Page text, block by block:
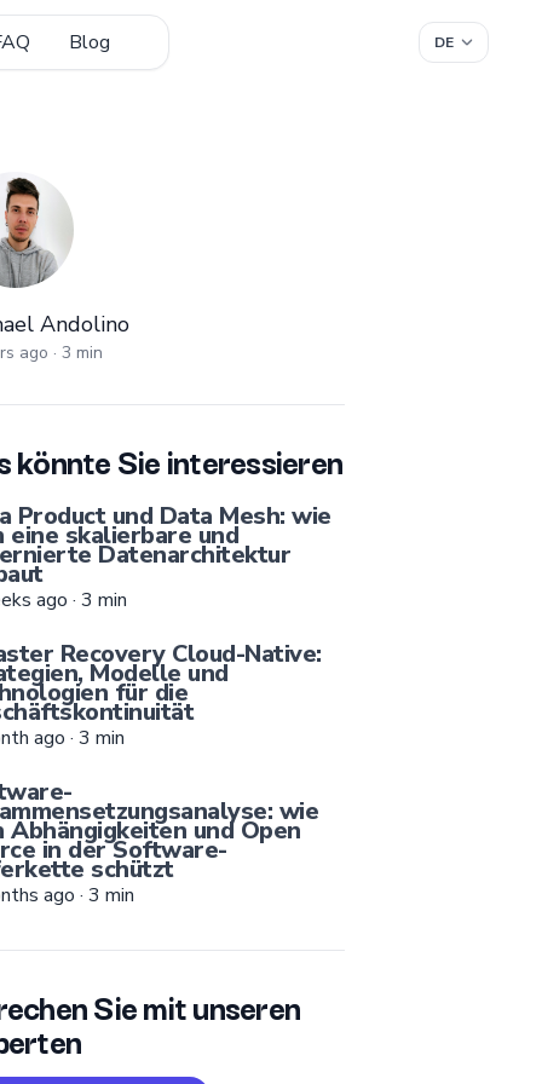
Blog
Andolino
Andolino
ago · 3 min
könnte Sie interessieren
Product und Data Mesh: wie
eine skalierbare und
Datenarchitektur
ago · 3 min
Recovery Cloud-Native:
Modelle und
für die
ago · 3 min
wie
Abhängigkeiten und Open
in der Software-
schützt
ago · 3 min
Sie mit unseren